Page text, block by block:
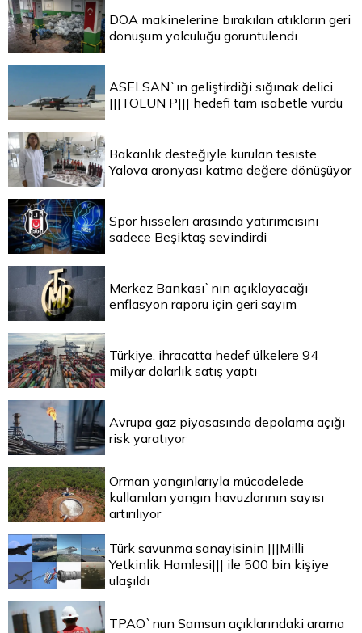
DOA makinelerine bırakılan atıkların geri
dönüşüm yolculuğu görüntülendi
ASELSAN`ın geliştirdiği sığınak delici
|||TOLUN P||| hedefi tam isabetle vurdu
Bakanlık desteğiyle kurulan tesiste
Yalova aronyası katma değere dönüşüyor
Spor hisseleri arasında yatırımcısını
sadece Beşiktaş sevindirdi
Merkez Bankası`nın açıklayacağı
enflasyon raporu için geri sayım
Türkiye, ihracatta hedef ülkelere 94
milyar dolarlık satış yaptı
Avrupa gaz piyasasında depolama açığı
risk yaratıyor
Orman yangınlarıyla mücadelede
kullanılan yangın havuzlarının sayısı
artırılıyor
Türk savunma sanayisinin |||Milli
Yetkinlik Hamlesi||| ile 500 bin kişiye
ulaşıldı
TPAO`nun Samsun açıklarındaki arama